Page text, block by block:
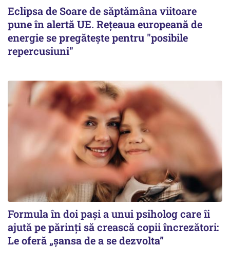
Eclipsa de Soare de săptămâna viitoare
pune în alertă UE. Rețeaua europeană de
energie se pregătește pentru "posibile
repercusiuni"
Formula în doi pași a unui psiholog care îi
ajută pe părinți să crească copii încrezători:
Le oferă „șansa de a se dezvolta”